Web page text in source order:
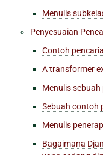
Menulis
Penyesuaian
Contoh
A transformer
Menulis sebuah
Sebuah contoh
Menulis
Bagaimana